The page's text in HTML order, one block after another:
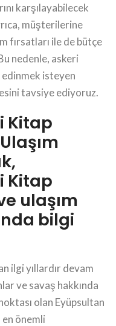
karşılayabilecek
müşterilerine
fırsatları ile de bütçe
nedenle, askeri
edinmek isteyen
tavsiye ediyoruz.
Kitap
Kitap
ulaşım
bilgi
ilgi yıllardır devam
ve savaş hakkında
olan Eyüpsultan
önemli